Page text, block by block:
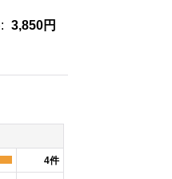
: 3,850円
4件